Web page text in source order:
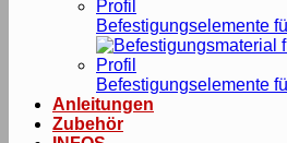
Befestigungselemente
Befestigungselemente
Anleitungen
Zubehör